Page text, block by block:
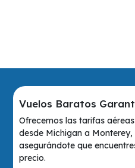
Vuelos Baratos
Ofrecemos las tarifas
desde Michigan a Monterey,
asegurándote que
precio.